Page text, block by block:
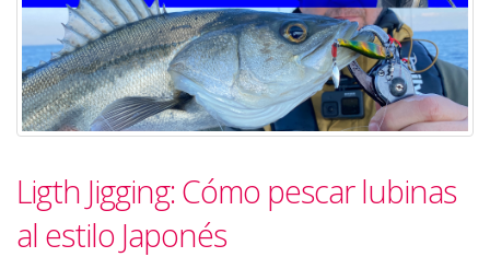
Ligth Jigging: Cómo pescar lubinas
al estilo Japonés